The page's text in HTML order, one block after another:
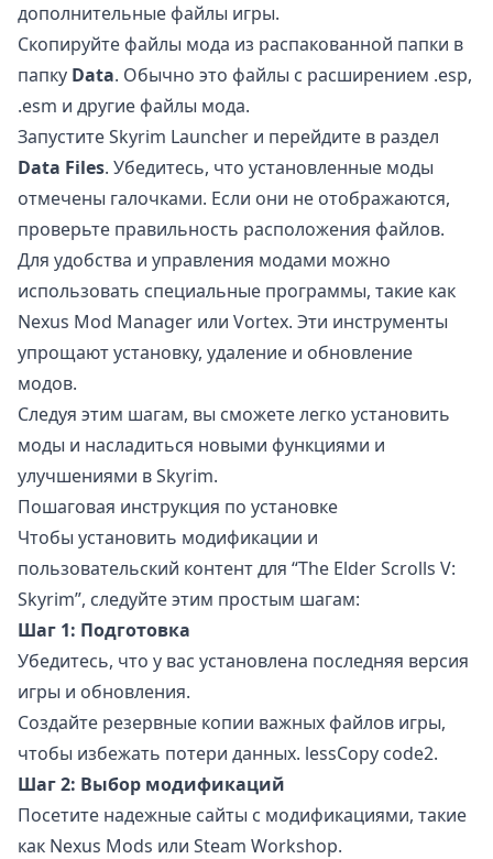
дополнительные файлы игры.
Скопируйте файлы мода из распакованной папки в
папку Data. Обычно это файлы с расширением .esp,
.esm и другие файлы мода.
Запустите Skyrim Launcher и перейдите в раздел
Data Files. Убедитесь, что установленные моды
отмечены галочками. Если они не отображаются,
проверьте правильность расположения файлов.
Для удобства и управления модами можно
использовать специальные программы, такие как
Nexus Mod Manager или Vortex. Эти инструменты
упрощают установку, удаление и обновление
модов.
Следуя этим шагам, вы сможете легко установить
моды и насладиться новыми функциями и
улучшениями в Skyrim.
Пошаговая инструкция по установке
Чтобы установить модификации и
пользовательский контент для “The Elder Scrolls V:
Skyrim”, следуйте этим простым шагам:
Шаг 1: Подготовка
Убедитесь, что у вас установлена последняя версия
игры и обновления.
Создайте резервные копии важных файлов игры,
чтобы избежать потери данных. lessCopy code2.
Шаг 2: Выбор модификаций
Посетите надежные сайты с модификациями, такие
как Nexus Mods или Steam Workshop.